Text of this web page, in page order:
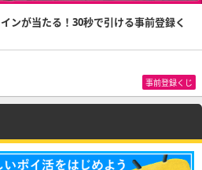
ンが当たる！30秒で引ける事前登録く
事前登録くじ